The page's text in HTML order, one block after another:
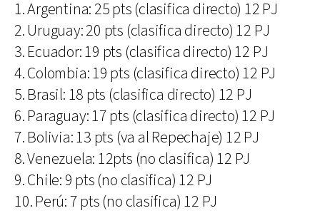
1. Argentina: 25 pts (clasifica directo) 12 PJ
2. Uruguay: 20 pts (clasifica directo) 12 PJ
3. Ecuador: 19 pts (clasifica directo) 12 PJ
4. Colombia: 19 pts (clasifica directo) 12 PJ
5. Brasil: 18 pts (clasifica directo) 12 PJ
6. Paraguay: 17 pts (clasifica directo) 12 PJ
7. Bolivia: 13 pts (va al Repechaje) 12 PJ
8. Venezuela: 12pts (no clasifica) 12 PJ
9. Chile: 9 pts (no clasifica) 12 PJ
10. Perú: 7 pts (no clasifica) 12 PJ